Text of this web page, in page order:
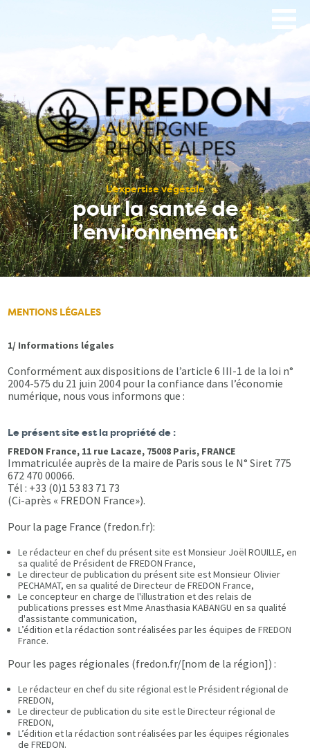
L’expertise végétale
pour la santé de
l’environnement
MENTIONS LÉGALES
1/ Informations légales
Conformément aux dispositions de l’article 6 III-1 de la loi n°
2004-575 du 21 juin 2004 pour la confiance dans l’économie
numérique, nous vous informons que :
Le présent site est la propriété de :
FREDON France, 11 rue Lacaze, 75008 Paris, FRANCE
Immatriculée auprès de la maire de Paris sous le N° Siret 775
672 470 00066.
Tél : +33 (0)1 53 83 71 73
(Ci-après « FREDON France»).
Pour la page France (fredon.fr):
Le rédacteur en chef du présent site est Monsieur Joël ROUILLE, en
sa qualité de Président de FREDON France,
Le directeur de publication du présent site est Monsieur Olivier
PECHAMAT, en sa qualité de Directeur de FREDON France,
Le concepteur en charge de l'illustration et des relais de
publications presses est Mme Anasthasia KABANGU en sa qualité
d'assistante communication,
L’édition et la rédaction sont réalisées par les équipes de FREDON
France.
Pour les pages régionales (fredon.fr/[nom de la région]) :
Le rédacteur en chef du site régional est le Président régional de
FREDON,
Le directeur de publication du site est le Directeur régional de
FREDON,
L’édition et la rédaction sont réalisées par les équipes régionales
de FREDON.